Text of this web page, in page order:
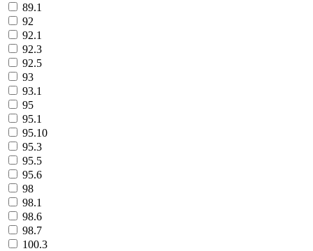
89.1
92
92.1
92.3
92.5
93
93.1
95
95.1
95.10
95.3
95.5
95.6
98
98.1
98.6
98.7
100.3